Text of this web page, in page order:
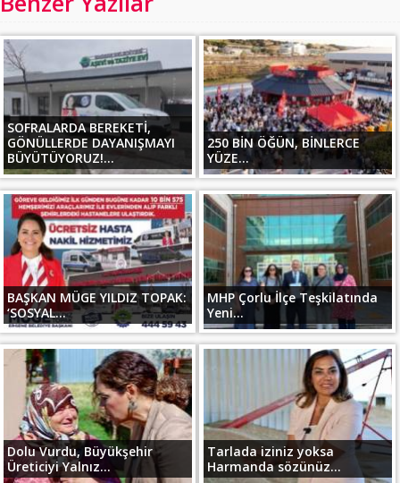
SOFRALARDA BEREKETİ,
GÖNÜLLERDE DAYANIŞMAYI
BÜYÜTÜYORUZ!...
250 BİN ÖĞÜN, BİNLERCE
YÜZE...
BAŞKAN MÜGE YILDIZ TOPAK:
‘SOSYAL...
MHP Çorlu İlçe Teşkilatında
Yeni...
Dolu Vurdu, Büyükşehir
Üreticiyi Yalnız...
Tarlada iziniz yoksa
Harmanda sözünüz...